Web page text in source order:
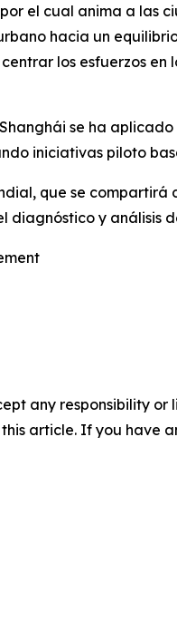
el cual anima a las
hacia un
los esfuerzos en
se ha
iniciativas piloto
que se
y análisis
any responsibility
article. If you have